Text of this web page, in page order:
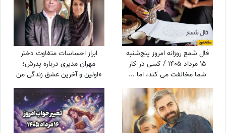
فال شمع روزانه امروز پنج‌شنبه
15 مرداد 1405 / کسی در کار
شما مخالفت می کند، اما ...
ابراز احساسات متفاوت دختر
مهران مدیری درباره پدرش؛
«اولین و آخرین عشق زندگی من
بابامه» + ویدئو